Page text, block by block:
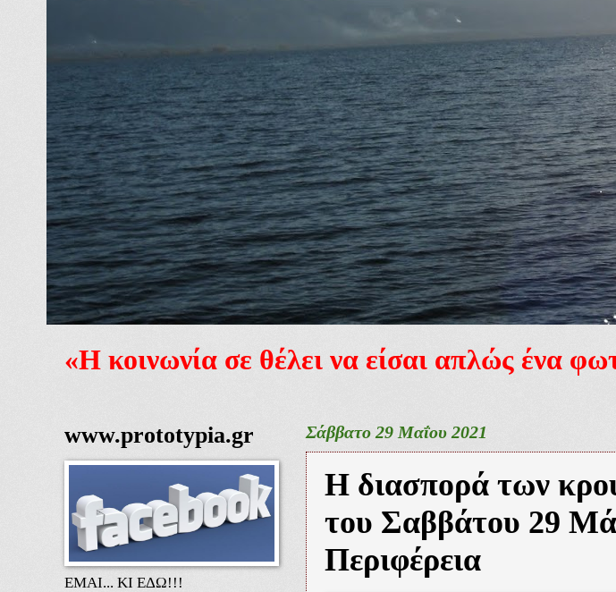
«Η κοινωνία σε θέλει να είσαι απλώς ένα
Σάββατο 29 Μαΐου 2021
Η διασπορά των
του Σαββάτου 29
Περιφέρεια
www.prototypia.gr
ΕΜΑΙ... ΚΙ ΕΔΩ!!!